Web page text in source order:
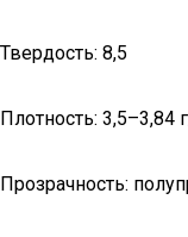
Твердость: 8,5
Плотность: 3,5–3,84
Прозрачность: